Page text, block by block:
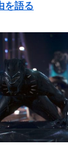
を語る